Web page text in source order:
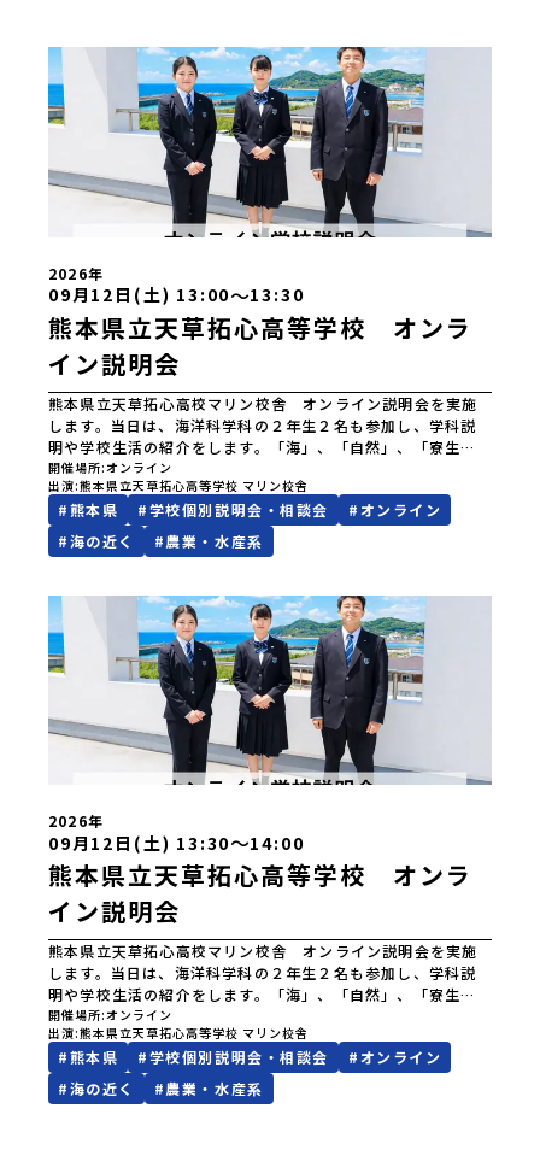
2026年
09月12日(土) 13:00〜13:30
熊本県立天草拓心高等学校 オンラ
イン説明会
熊本県立天草拓心高校マリン校舎 オンライン説明会を実施
します。当日は、海洋科学科の２年生２名も参加し、学科説
明や学校生活の紹介をします。「海」、「自然」、「寮生
活」がキーワードです。天草の風光明媚な自然や文化に興味
があるみなさん、お集りください。
開催場所 オンライン
出演 熊本県立天草拓心高等学校 マリン校舎
#熊本県 #学校個別説明会・相談会 #オンライン
#海の近く #農業・水産系
2026年
09月12日(土) 13:30〜14:00
熊本県立天草拓心高等学校 オンラ
イン説明会
熊本県立天草拓心高校マリン校舎 オンライン説明会を実施
します。当日は、海洋科学科の２年生２名も参加し、学科説
明や学校生活の紹介をします。「海」、「自然」、「寮生
活」がキーワードです。天草の風光明媚な自然や文化に興味
があるみなさん、お集りください。
開催場所 オンライン
出演 熊本県立天草拓心高等学校 マリン校舎
#熊本県 #学校個別説明会・相談会 #オンライン
#海の近く #農業・水産系